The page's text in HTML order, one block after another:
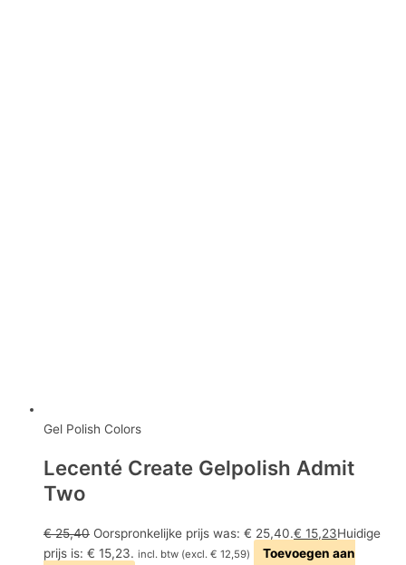
Gel Polish Colors
Lecenté Create Gelpolish Admit
Two
€25,40 Oorspronkelijke prijs was: € 25,40.€ 15,23Huidige
prijs is: € 15,23. incl. btw (excl. € 12,59)
Toevoegen aan